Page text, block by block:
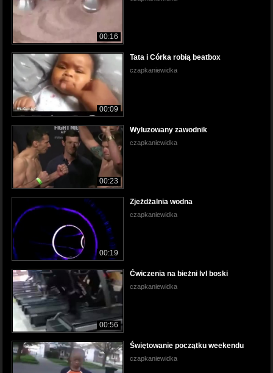
00:16
00:09
Tata i Córka robią beatbox
czapkaniewidka
00:23
Wyluzowany zawodnik
czapkaniewidka
00:19
Zjeżdżalnia wodna
czapkaniewidka
00:56
Ćwiczenia na bieżni lvl boski
czapkaniewidka
Świętowanie początku weekendu
czapkaniewidka